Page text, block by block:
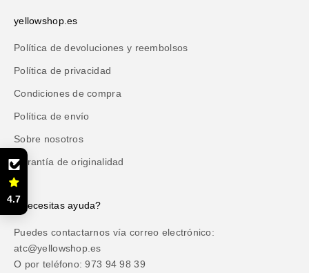
yellowshop.es
Política de devoluciones y reembolsos
Política de privacidad
Condiciones de compra
Política de envío
Sobre nosotros
Garantía de originalidad
¿Necesitas ayuda?
Puedes contactarnos vía correo electrónico:
atc@yellowshop.es
O por teléfono: 973 94 98 39
4.7